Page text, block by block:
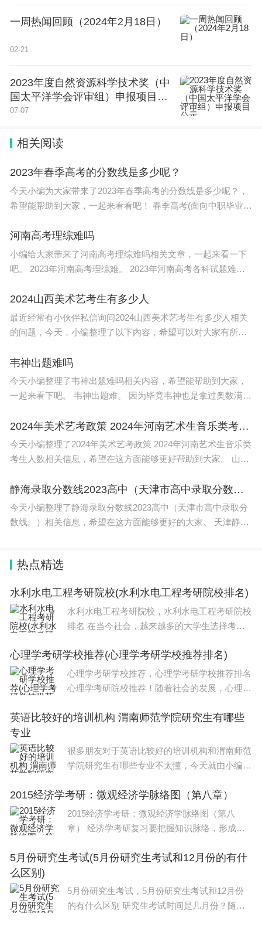
一周热闻回顾（2024年2月18日）
02-21
2023年度自然资源科学技术奖（中
国太平洋学会评审组）申报项目公
示
07-07
相关阅读
2023年春季高考的分数线是多少呢？
今天小编为大家带来了2023年春季高考的分数线是多少呢？，
希望能帮助到大家，一起来看看吧！ 春季高考(面向中职毕业
服务类)：本科536分;
河南高考理综难吗
小编给大家带来了河南高考理综难吗相关文章，一起来看一下
吧。 2023年河南高考理综难。 2023年河南高考各科试题难度
尤其是河南历史
2024山西美术艺考生有多少人
最近经常有小伙伴私信询问2024山西美术艺考生有多少人相关
的问题，今天，小编整理了以下内容，希望可以对大家有所帮
示全天津市4500余名考
韦神出题难吗
今天小编整理了韦神出题难吗相关内容，希望能帮助到大家，
一起来看下吧。 韦神出题难。 因为毕竟韦神也是拿过奥数满分
受苦的了，为此学生
2024年美术艺考政策 2024年河南艺术生音乐类考生人数
今天小编整理了2024年美术艺考政策 2024年河南艺术生音乐类
考生人数相关信息，希望在这方面能够更好帮助到大家。 山东
分为
静海录取分数线2023高中（天津市高中录取分数线。）
今天小编整理了静海录取分数线2023高中（天津市高中录取分
数线。）相关信息，希望在这方面能够更好的大家。 天津静海
热点精选
水利水电工程考研院校(水利水电工程考研院校排名)
水利水电工程考研院校，水利水电工程考研院校
排名 在当今社会，越来越多的大学生选择考
面对众多的考研院校，如何选择一所适合自己的
学校成为了考生们最为关注的问题。考研院
心理学考研学校推荐(心理学考研学校推荐排名)
心理学考研学校推荐，心理学考研学校推荐排名
心理学考研院校推荐！随着社会的发展，心理学
的人选择攻读心理学专业，其中不乏想要深入研
英语比较好的培训机构 渭南师范学院研究生有哪些
专业
很多朋友对于英语比较好的培训机构和渭南师范
学院研究生有哪些专业不太懂，今天就由小编来
看看吧！本文目录渭南师范学院研究生有哪些专
业渭南师范考研成功率渭南中学好还是
2015经济学考研：微观经济学脉络图（第八章）
2015经济学考研：微观经济学脉络图（第八
章） 经济学考研复习要把握知识脉络，形成系
各个知识点结合起来，不容易遗漏也方便记忆。
学首
5月份研究生考试(5月份研究生考试和12月份的有什
么区别)
5月份研究生考试，5月份研究生考试和12月份
的有什么区别 研究生考试时间是几月份？随着